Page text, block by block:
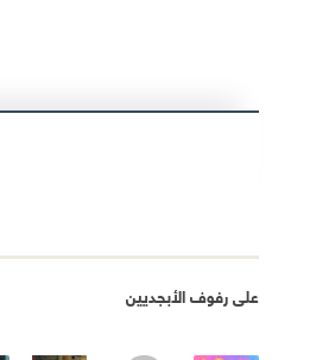
على رفوف الأبجديين